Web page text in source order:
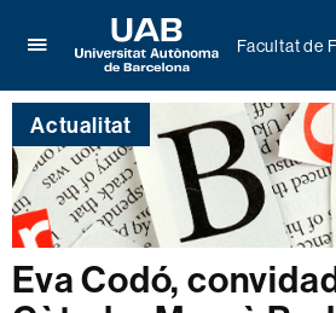
per
desplegar
el
menú
de
Facultat
de
Filosofia
i
Universitat
Autònoma
de
Barcelona
Facultat de
Actualitat
Eva Codó,